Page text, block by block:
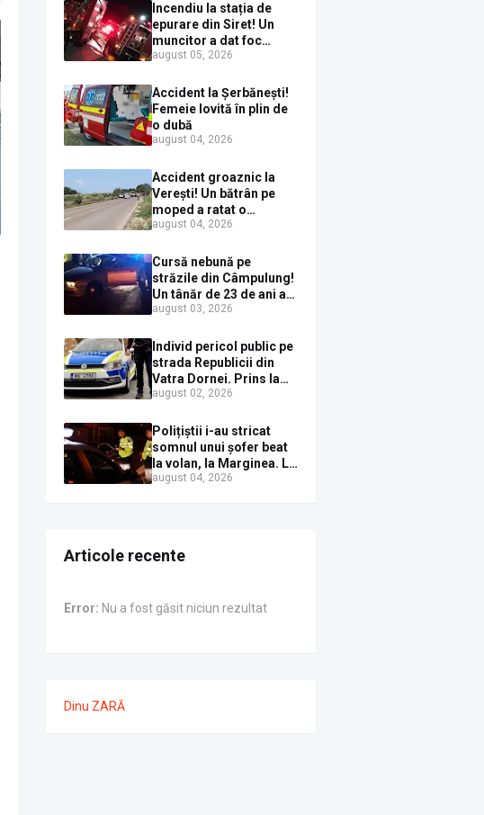
Incendiu la stația de
epurare din Siret! Un
muncitor a dat foc
pompelor de apă în timp
combustibil
august 05, 2026
Accident la Șerbănești!
Femeie lovită în plin de
o dubă
august 04, 2026
Accident groaznic la
Verești! Un bătrân pe
moped a ratat o
depășire și a ajuns sub
august 04, 2026
Cursă nebună pe
străzile din Câmpulung!
Un tânăr de 23 de ani a
fugit de poliție cu un
un gard de pe strada
Sirenei
august 03, 2026
Individ pericol public pe
strada Republicii din
Vatra Dornei. Prins la
volan cu mașina
plină zi
august 02, 2026
Polițiștii i-au stricat
somnul unui șofer beat
la volan, la Marginea. L-
au trezit instant cu un
august 04, 2026
Articole recente
Error: Nu a fost găsit niciun rezultat
Dinu ZARĂ